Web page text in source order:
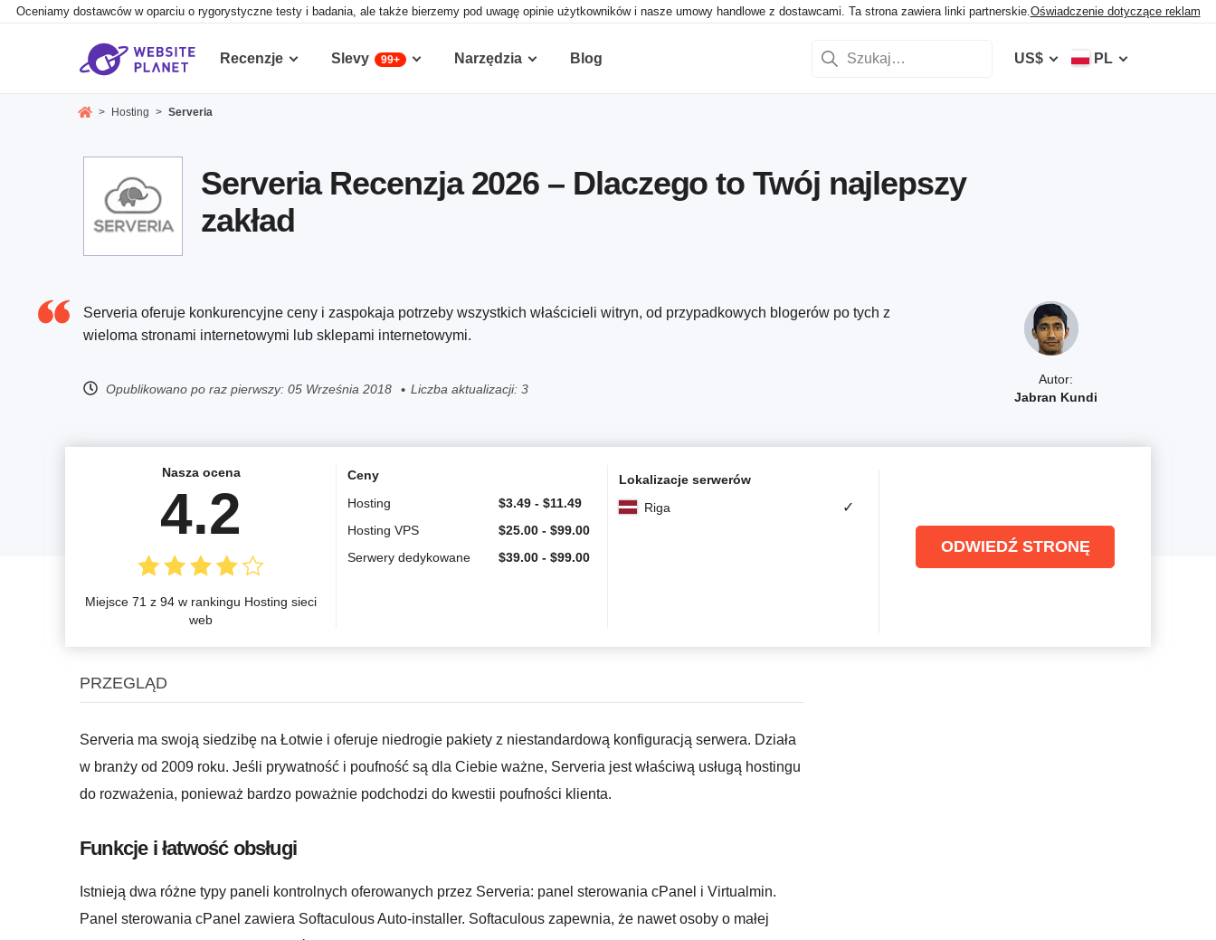
Oceniamy dostawców w oparciu o rygorystyczne testy i badania, ale także bierzemy pod uwagę opinie użytkowników i nasze umowy handlowe z dostawcami. Ta strona zawiera linki partnerskie.Oświadczenie dotyczące reklam
Recenzje Slevy 99+ Narzędzia Blog US$ PL
> Hosting > Serveria
Serveria Recenzja 2026 – Dlaczego to Twój najlepszy
zakład
Autor:
Jabran Kundi
Serveria oferuje konkurencyjne ceny i zaspokaja potrzeby wszystkich właścicieli witryn, od przypadkowych blogerów po tych z
wieloma stronami internetowymi lub sklepami internetowymi.
Opublikowano po raz pierwszy: 05 Września 2018 Liczba aktualizacji: 3
Nasza ocena
4.2
Miejsce 71 z 94 w rankingu Hosting sieci
web
Ceny
Hosting
$3.49 - $11.49
Hosting VPS
$25.00 - $99.00
Serwery dedykowane
$39.00 - $99.00
Lokalizacje serwerów
Riga
✓
ODWIEDŹ STRONĘ
PRZEGLĄD
Serveria ma swoją siedzibę na Łotwie i oferuje niedrogie pakiety z niestandardową konfiguracją serwera. Działa
w branży od 2009 roku. Jeśli prywatność i poufność są dla Ciebie ważne, Serveria jest właściwą usługą hostingu
do rozważenia, ponieważ bardzo poważnie podchodzi do kwestii poufności klienta.
Funkcje i łatwość obsługi
Istnieją dwa różne typy paneli kontrolnych oferowanych przez Serveria: panel sterowania cPanel i Virtualmin.
Panel sterowania cPanel zawiera Softaculous Auto-installer. Softaculous zapewnia, że ​​nawet osoby o małej